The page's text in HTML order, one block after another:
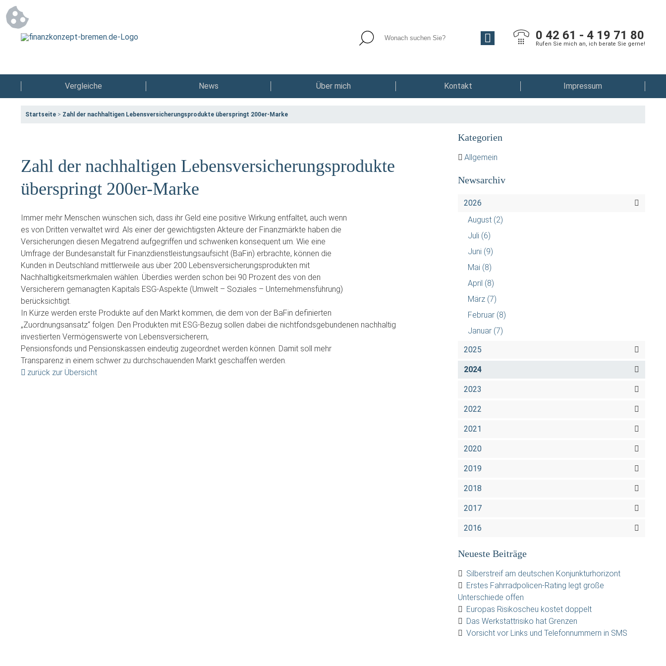
0 42 61 - 4 19 71 80
Rufen Sie mich an, ich berate Sie gerne!
Vergleiche News Über mich Kontakt Impressum
Startseite > Zahl der nachhaltigen Lebensversicherungsprodukte überspringt 200er-Marke
Zahl der nachhaltigen Lebensversicherungsprodukte
überspringt 200er-Marke
Immer mehr Menschen wünschen sich, dass ihr Geld eine positive Wirkung entfaltet, auch wenn
es von Dritten verwaltet wird. Als einer der gewichtigsten Akteure der Finanzmärkte haben die
Versicherungen diesen Megatrend aufgegriffen und schwenken konsequent um. Wie eine
Umfrage der Bundesanstalt für Finanzdienstleistungsaufsicht (BaFin) erbrachte, können die
Kunden in Deutschland mittlerweile aus über 200 Lebensversicherungsprodukten mit
Nachhaltigkeitsmerkmalen wählen. Überdies werden schon bei 90 Prozent des von den
Versicherern gemanagten Kapitals ESG-Aspekte (Umwelt – Soziales – Unternehmensführung)
berücksichtigt.
In Kürze werden erste Produkte auf den Markt kommen, die dem von der BaFin definierten
„Zuordnungsansatz“ folgen. Den Produkten mit ESG-Bezug sollen dabei die nichtfondsgebundenen nachhaltig
investierten Vermögenswerte von Lebensversicherern,
Pensionsfonds und Pensionskassen eindeutig zugeordnet werden können. Damit soll mehr
Transparenz in einem schwer zu durchschauenden Markt geschaffen werden.
zurück zur Übersicht
Kategorien
Allgemein
Newsarchiv
2026
August (2)
Juli (6)
Juni (9)
Mai (8)
April (8)
März (7)
Februar (8)
Januar (7)
2025
2024
2023
2022
2021
2020
2019
2018
2017
2016
Neueste Beiträge
Silberstreif am deutschen Konjunkturhorizont
Erstes Fahrradpolicen-Rating legt große
Unterschiede offen
Europas Risikoscheu kostet doppelt
Das Werkstattrisiko hat Grenzen
Vorsicht vor Links und Telefonnummern in SMS